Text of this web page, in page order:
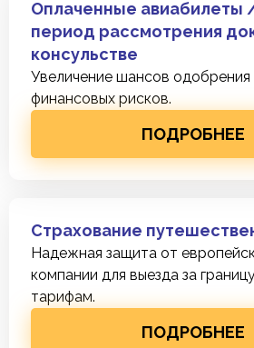
Оплаченные авиабилеты
период рассмотрения
консульстве
Увеличение шансов одобрения
финансовых рисков.
ПОДРОБНЕЕ
Страхование
Надежная защита от
компании для выезда за
тарифам.
ПОДРОБНЕЕ